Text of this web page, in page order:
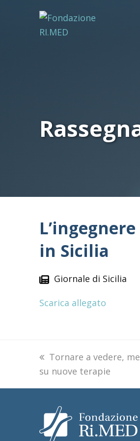
in Sicilia
Giornale di Sicilia
Scarica allegato
previous
post:
Tornare a vedere,
su nuove terapie